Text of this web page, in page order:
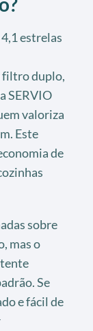
estrelas
filtro duplo,
SERVIO
valoriza
Este
de
sobre
mas o
Se
e fácil de